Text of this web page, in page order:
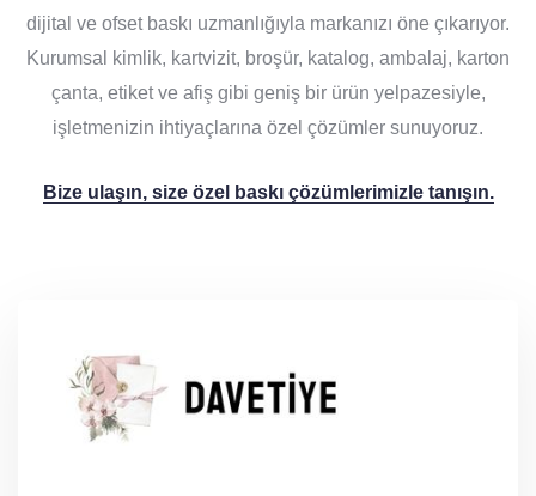
dijital ve ofset baskı uzmanlığıyla markanızı öne çıkarıyor.
Kurumsal kimlik, kartvizit, broşür, katalog, ambalaj, karton
çanta, etiket ve afiş gibi geniş bir ürün yelpazesiyle,
işletmenizin ihtiyaçlarına özel çözümler sunuyoruz.
Bize ulaşın, size özel baskı çözümlerimizle tanışın.